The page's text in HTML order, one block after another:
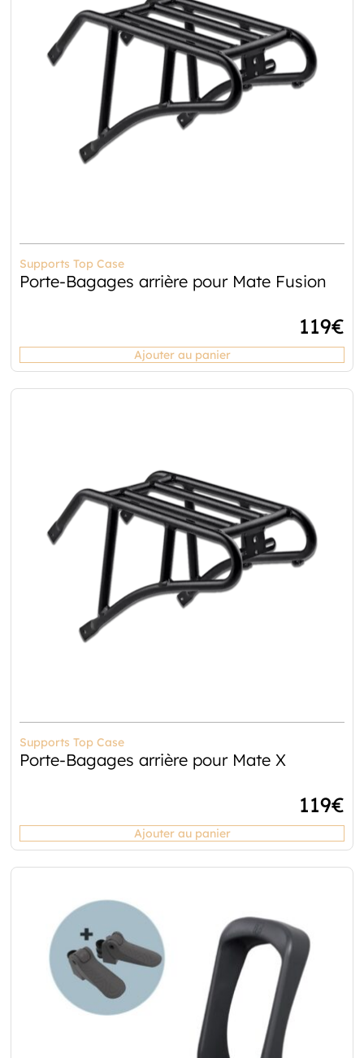
Supports Top Case
Porte-Bagages arrière pour Mate Fusion
119€
Ajouter au panier
Supports Top Case
Porte-Bagages arrière pour Mate X
119€
Ajouter au panier